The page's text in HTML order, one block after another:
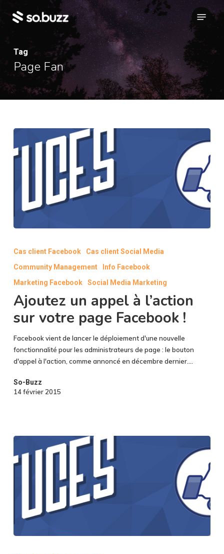
main
Menu
Tag
Page Fan
appel
à
l’action
votre
page
!
Cas client Facebook
Cas client Social Media
Community Management
Info Facebook
Marketing Facebook
Social Media Marketing
Ajoutez un appel à l’action
sur votre page Facebook !
Facebook vient de lancer le déploiement d'une nouvelle
fonctionnalité pour les administrateurs de page : le bouton
d'appel à l'action, comme annoncé en décembre dernier.…
So-Buzz
14 février 2015